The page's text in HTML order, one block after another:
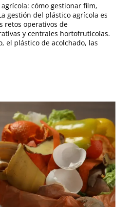
cómo gestionar film,
gestión del plástico agrícola es
retos operativos de
y centrales hortofrutícolas.
el plástico de acolchado, las